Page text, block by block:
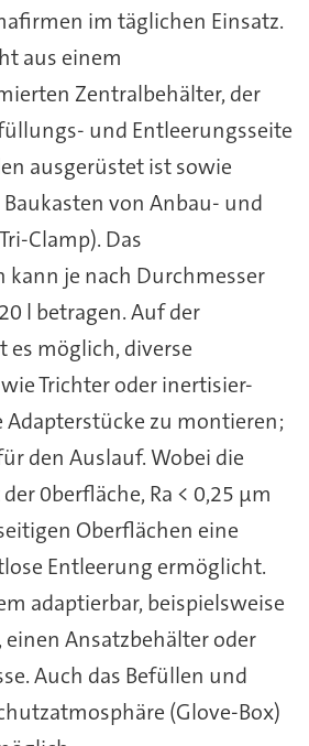
im täglichen Einsatz.
aus einem
Zentralbehälter, der
und Entleerungsseite
ausgerüstet ist sowie
von Anbau- und
Clamp). Das
je nach Durchmesser
l betragen. Auf der
es möglich, diverse
Trichter oder inertisier-
zu montieren;
den Auslauf. Wobei die
0berfläche, Ra < 0,25 µm
Oberflächen eine
Entleerung ermöglicht.
adaptierbar, beispielsweise
einen Ansatzbehälter oder
Auch das Befüllen und
(Glove-Box)